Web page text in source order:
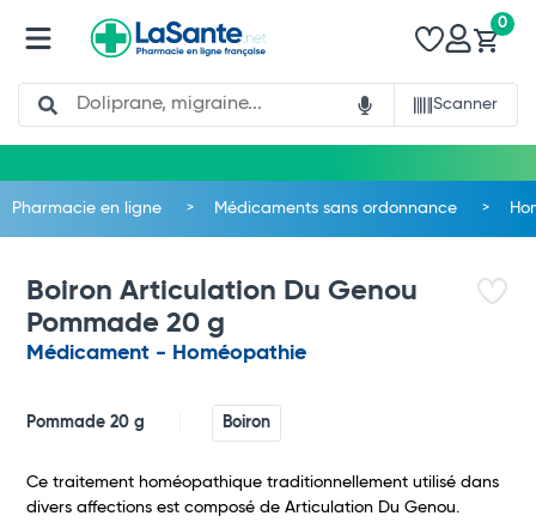
Search
Scanner
0
Total
Pharmacie en ligne Médicaments sans ordonnance
Boiron Articulation Du Genou
Pommade 20 g
Médicament - Homéopathie
Pommade 20 g Boiron
Ce traitement homéopathique traditionnellement utilisé dans
divers affections est composé de Articulation Du Genou.